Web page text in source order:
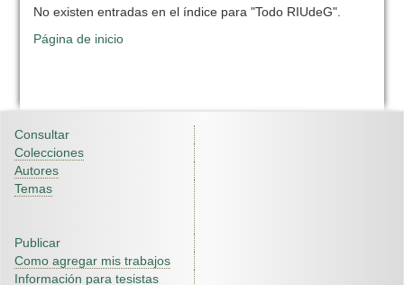
No existen entradas en el índice para "Todo RIUdeG".
Página de inicio
Consultar
Colecciones
Autores
Temas
Publicar
Como agregar mis trabajos
Información para tesistas